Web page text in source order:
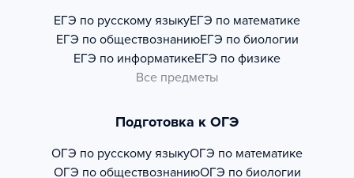
ЕГЭ по русскому языкуЕГЭ по математике
ЕГЭ по обществознаниюЕГЭ по биологии
ЕГЭ по информатикеЕГЭ по физике
Все предметы
Подготовка к ОГЭ
ОГЭ по русскому языкуОГЭ по математике
ОГЭ по обществознаниюОГЭ по биологии